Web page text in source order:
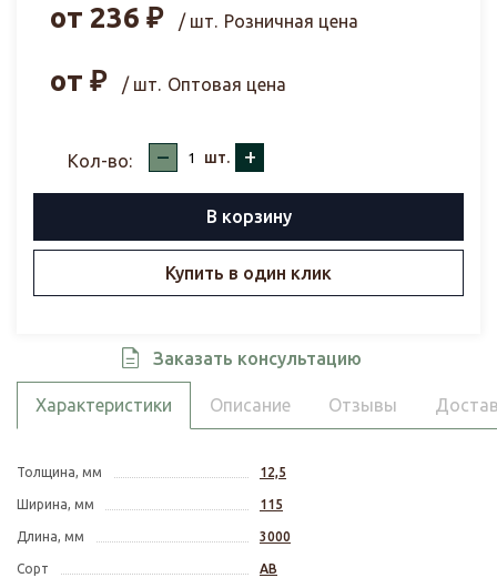
от 236 ₽ / шт. Розничная цена
от ₽ / шт. Оптовая цена
Кол-во: – шт. +
В корзину
Купить в один клик
Заказать консультацию
Характеристики Описание Отзывы
Толщина, мм 12,5
Ширина, мм 115
Длина, мм 3000
Сорт АВ